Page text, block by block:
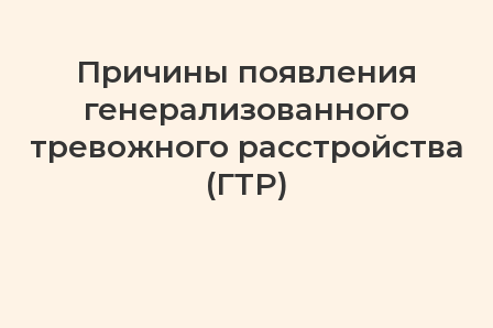
Причины появления
генерализованного
тревожного расстройства
(ГТР)